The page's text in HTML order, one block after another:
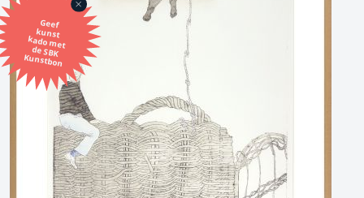
Geef
kunst
kado met
de SBK
Kunstbon